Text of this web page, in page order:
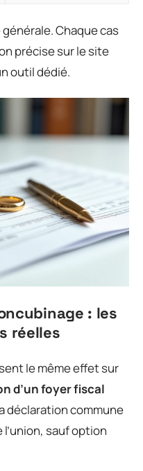
Chaque cas
précise sur le site
outil dédié.
: les
réelles
le même effet sur
d’un foyer fiscal
déclaration commune
sauf option